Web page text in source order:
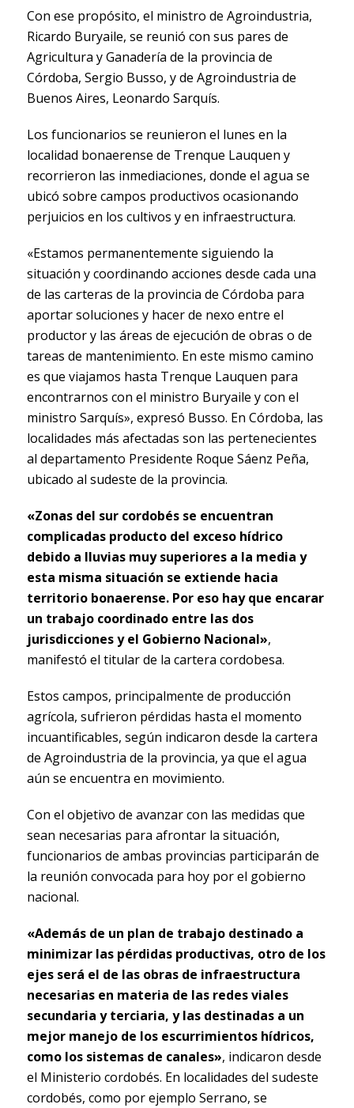
Con ese propósito, el ministro de Agroindustria,
Ricardo Buryaile, se reunió con sus pares de
Agricultura y Ganadería de la provincia de
Córdoba, Sergio Busso, y de Agroindustria de
Buenos Aires, Leonardo Sarquís.
Los funcionarios se reunieron el lunes en la
localidad bonaerense de Trenque Lauquen y
recorrieron las inmediaciones, donde el agua se
ubicó sobre campos productivos ocasionando
perjuicios en los cultivos y en infraestructura.
«Estamos permanentemente siguiendo la
situación y coordinando acciones desde cada una
de las carteras de la provincia de Córdoba para
aportar soluciones y hacer de nexo entre el
productor y las áreas de ejecución de obras o de
tareas de mantenimiento. En este mismo camino
es que viajamos hasta Trenque Lauquen para
encontrarnos con el ministro Buryaile y con el
ministro Sarquís», expresó Busso. En Córdoba, las
localidades más afectadas son las pertenecientes
al departamento Presidente Roque Sáenz Peña,
ubicado al sudeste de la provincia.
«Zonas del sur cordobés se encuentran
complicadas producto del exceso hídrico
debido a lluvias muy superiores a la media y
esta misma situación se extiende hacia
territorio bonaerense. Por eso hay que encarar
un trabajo coordinado entre las dos
jurisdicciones y el Gobierno Nacional»,
manifestó el titular de la cartera cordobesa.
Estos campos, principalmente de producción
agrícola, sufrieron pérdidas hasta el momento
incuantificables, según indicaron desde la cartera
de Agroindustria de la provincia, ya que el agua
aún se encuentra en movimiento.
Con el objetivo de avanzar con las medidas que
sean necesarias para afrontar la situación,
funcionarios de ambas provincias participarán de
la reunión convocada para hoy por el gobierno
nacional.
«Además de un plan de trabajo destinado a
minimizar las pérdidas productivas, otro de los
ejes será el de las obras de infraestructura
necesarias en materia de las redes viales
secundaria y terciaria, y las destinadas a un
mejor manejo de los escurrimientos hídricos,
como los sistemas de canales», indicaron desde
el Ministerio cordobés. En localidades del sudeste
cordobés, como por ejemplo Serrano, se